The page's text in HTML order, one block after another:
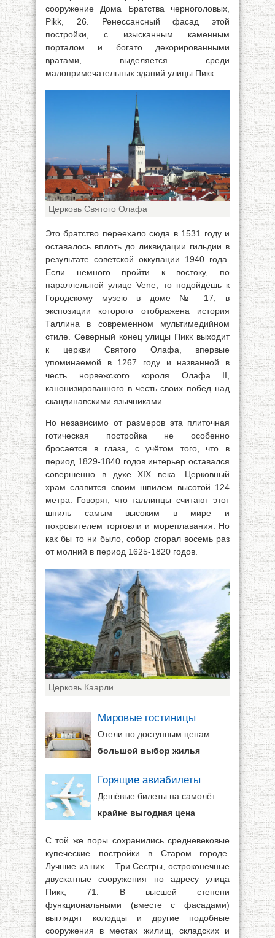
сооружение Дома Братства черноголовых,
Pikk, 26. Ренессансный фасад этой
постройки, с изысканным каменным
порталом и богато декорированными
вратами, выделяется среди
малопримечательных зданий улицы Пикк.
Церковь Святого Олафа
Это братство переехало сюда в 1531 году и
оставалось вплоть до ликвидации гильдии в
результате советской оккупации 1940 года.
Если немного пройти к востоку, по
параллельной улице Vene, то подойдёшь к
Городскому музею в доме № 17, в
экспозиции которого отображена история
Таллина в современном мультимедийном
стиле. Северный конец улицы Пикк выходит
к церкви Святого Олафа, впервые
упоминаемой в 1267 году и названной в
честь норвежского короля Олафа II,
канонизированного в честь своих побед над
скандинавскими язычниками.
Но независимо от размеров эта плиточная
готическая постройка не особенно
бросается в глаза, с учётом того, что в
период 1829-1840 годов интерьер оставался
совершенно в духе XIX века. Церковный
храм славится своим шпилем высотой 124
метра. Говорят, что таллинцы считают этот
шпиль самым высоким в мире и
покровителем торговли и мореплавания. Но
как бы то ни было, собор сгорал восемь раз
от молний в период 1625-1820 годов.
Церковь Каарли
Мировые гостиницы
Отели по доступным ценам
большой выбор жилья
Горящие авиабилеты
Дешёвые билеты на самолёт
крайне выгодная цена
С той же поры сохранились средневековые
купеческие постройки в Старом городе.
Лучшие из них – Три Сестры, остроконечные
двускатные сооружения по адресу улица
Пикк, 71. В высшей степени
функциональными (вместе с фасадами)
выглядят колодцы и другие подобные
сооружения в местах жилищ, складских и